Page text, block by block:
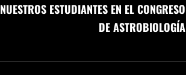
NUESTROS ESTUDIANTES EN EL CONGRESO
DE ASTROBIOLOGÍA